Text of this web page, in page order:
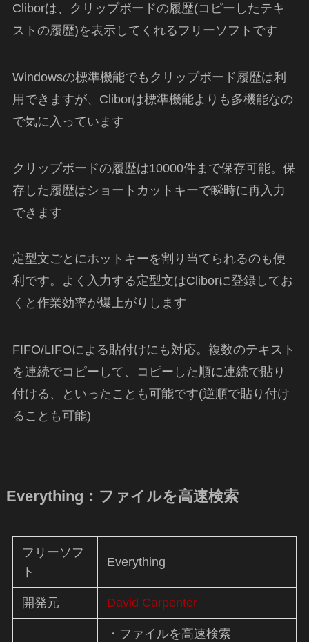
Cliborは、クリップボードの履歴(コピーしたテキ
ストの履歴)を表示してくれるフリーソフトです
Windowsの標準機能でもクリップボード履歴は利
用できますが、Cliborは標準機能よりも多機能なの
で気に入っています
クリップボードの履歴は10000件まで保存可能。保
存した履歴はショートカットキーで瞬時に再入力
できます
定型文ごとにホットキーを割り当てられるのも便
利です。よく入力する定型文はCliborに登録してお
くと作業効率が爆上がりします
FIFO/LIFOによる貼付けにも対応。複数のテキスト
を連続でコピーして、コピーした順に連続で貼り
付ける、といったことも可能です(逆順で貼り付け
ることも可能)
Everything：ファイルを高速検索
フリーソフ
ト
Everything
開発元 David Carpenter
・ファイルを高速検索